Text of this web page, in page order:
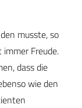
musste, so
Freude.
dass die
wie den